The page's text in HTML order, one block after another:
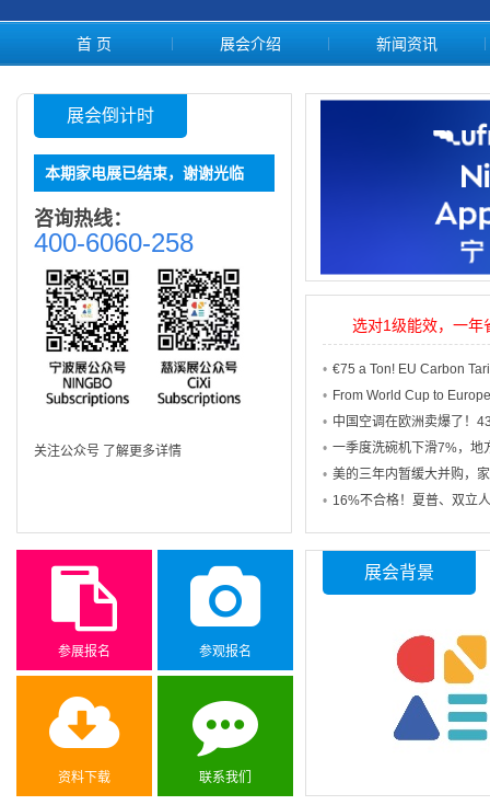
首 页 展会介绍 新闻资讯
展会倒计时
本期家电展已结束，谢谢光临
咨询热线：
400-6060-258
关注公众号 了解更多详情
选对1级能效，一年
参展报名 参观报名
资料下载 联系我们
展会背景